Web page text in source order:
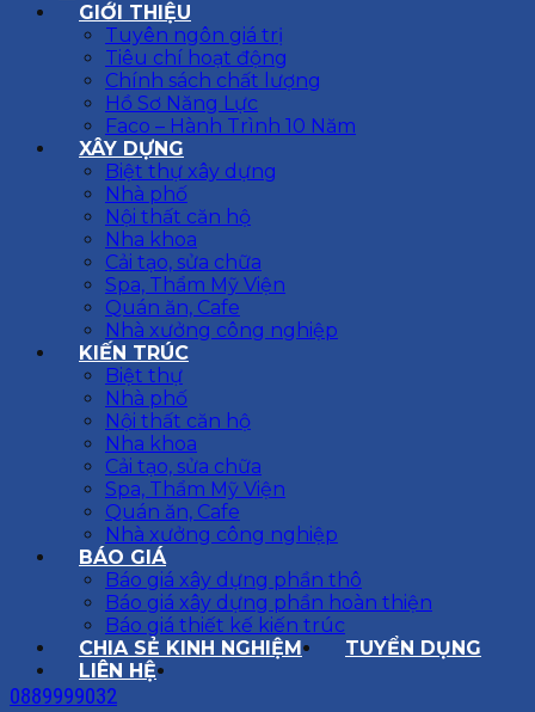
GIỚI THIỆU
Tuyên ngôn giá trị
Tiêu chí hoạt động
Chính sách chất lượng
Hồ Sơ Năng Lực
Faco – Hành Trình 10 Năm
XÂY DỰNG
Biệt thự xây dựng
Nhà phố
Nội thất căn hộ
Nha khoa
Cải tạo, sửa chữa
Spa, Thẩm Mỹ Viện
Quán ăn, Cafe
Nhà xưởng công nghiệp
KIẾN TRÚC
Biệt thự
Nhà phố
Nội thất căn hộ
Nha khoa
Cải tạo, sửa chữa
Spa, Thẩm Mỹ Viện
Quán ăn, Cafe
Nhà xưởng công nghiệp
BÁO GIÁ
Báo giá xây dựng phần thô
Báo giá xây dựng phần hoàn thiện
Báo giá thiết kế kiến trúc
CHIA SẺ KINH NGHIỆM
TUYỂN DỤNG
LIÊN HỆ
0889999032